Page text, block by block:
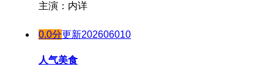
20231007
20231009
20231011
20230906
20230908
20230909
180202期
180204期
180120期
180122期
180124期
主演：内详
0.0分更新202606010
人气美食